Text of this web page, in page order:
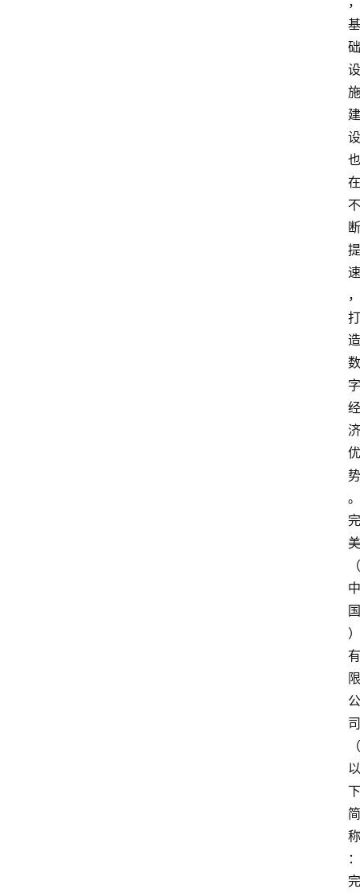
基
础
设
施
建
设
也
在
不
断
提
速
，
打
造
数
字
经
济
优
势
。
完
美
（
中
国
）
有
限
公
司
（
以
下
简
称
：
完